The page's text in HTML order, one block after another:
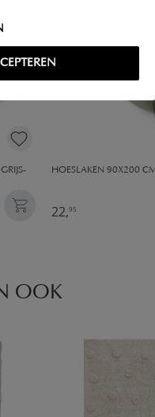
HOESLAKEN 90X200
22,95
OOK